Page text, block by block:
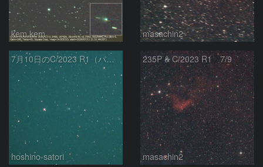
kem.kem masachin2
7月10日のC/2023 R1（パンスターズ彗星）
hoshino-satori
235P & C/2023 R1 7/9
masachin2